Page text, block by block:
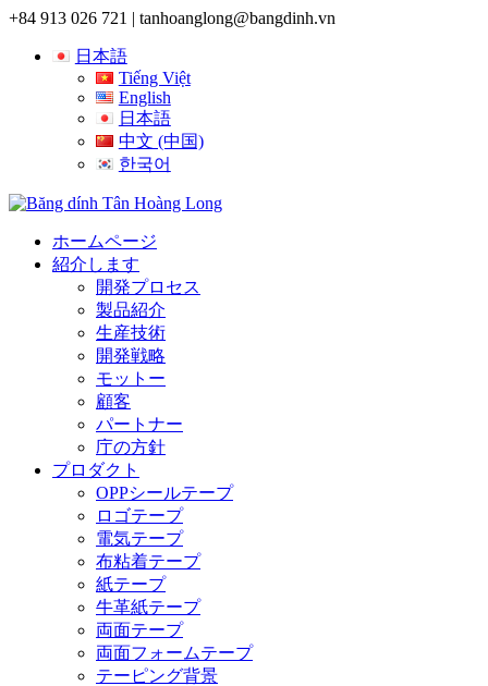
+84 913 026 721 | tanhoanglong@bangdinh.vn
日本語
Tiếng Việt
English
日本語
中文 (中国)
한국어
ホームページ
紹介します
開発プロセス
製品紹介
生産技術
開発戦略
モットー
顧客
パートナー
庁の方針
プロダクト
OPPシールテープ
ロゴテープ
電気テープ
布粘着テープ
紙テープ
牛革紙テープ
両面テープ
両面フォームテープ
テーピング背景